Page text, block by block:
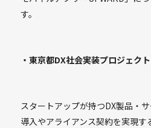
す。
・東京都DX社会実装プロジェク
スタートアップが持つDX製品・
導入やアライアンス契約を実現す